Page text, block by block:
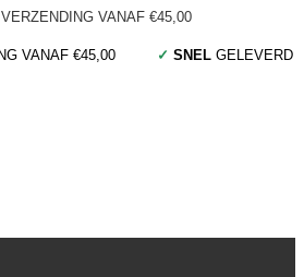
VERZENDING VANAF €45,00
VANAF €45,00 ✓ SNEL GELEVERD